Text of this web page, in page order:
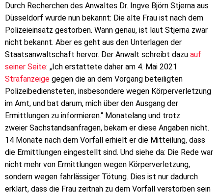
Durch Recherchen des Anwaltes Dr. Ingve Björn Stjerna aus
Düsseldorf wurde nun bekannt: Die alte Frau ist nach dem
Polizeieinsatz gestorben. Wann genau, ist laut Stjerna zwar
nicht bekannt. Aber es geht aus den Unterlagen der
Staatsanwaltschaft hervor. Der Anwalt schreibt dazu auf
seiner Seite: „Ich erstattete daher am 4. Mai 2021
Strafanzeige gegen die an dem Vorgang beteiligten
Polizeibediensteten, insbesondere wegen Körperverletzung
im Amt, und bat darum, mich über den Ausgang der
Ermittlungen zu informieren.“ Monatelang und trotz
zweier Sachstandsanfragen, bekam er diese Angaben nicht.
14 Monate nach dem Vorfall erhielt er die Mitteilung, dass
die Ermittlungen eingestellt sind. Und siehe da: Die Rede war
nicht mehr von Ermittlungen wegen Körperverletzung,
sondern wegen fahrlässiger Tötung. Dies ist nur dadurch
erklärt, dass die Frau zeitnah zu dem Vorfall verstorben sein